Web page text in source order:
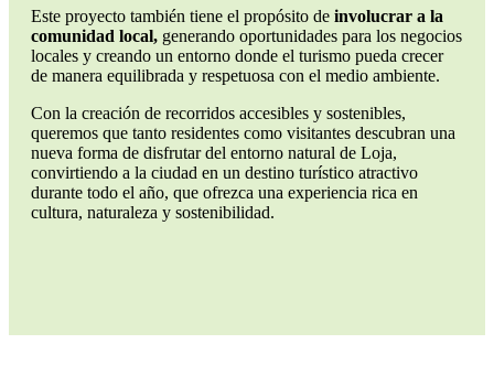
Este proyecto también tiene el propósito de involucrar a la
comunidad local, generando oportunidades para los negocios
locales y creando un entorno donde el turismo pueda crecer
de manera equilibrada y respetuosa con el medio ambiente.
Con la creación de recorridos accesibles y sostenibles,
queremos que tanto residentes como visitantes descubran una
nueva forma de disfrutar del entorno natural de Loja,
convirtiendo a la ciudad en un destino turístico atractivo
durante todo el año, que ofrezca una experiencia rica en
cultura, naturaleza y sostenibilidad.